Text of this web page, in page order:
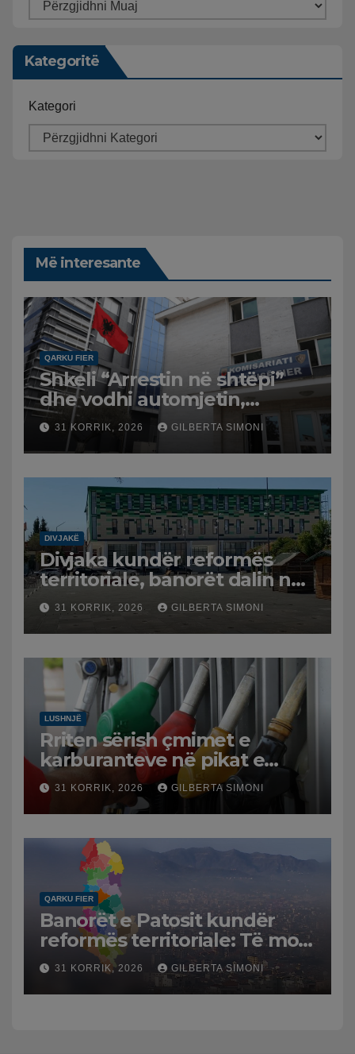
Kategoritë
Kategori
Më interesante
QARKU FIER
Shkeli “Arrestin në shtëpi”
dhe vodhi automjetin,
arrestohet 43-vjeçari
31 KORRIK, 2026 GILBERTA SIMONI
DIVJAKË
Divjaka kundër reformës
territoriale, banorët dalin në
protestë.
31 KORRIK, 2026 GILBERTA SIMONI
LUSHNJË
Rriten sërish çmimet e
karburanteve në pikat e
karburanteve në Lushnjë.
Tensionet në Lindjen e
Mesme shtrenjtojnë naftën
dhe benzinën në vend
31 KORRIK, 2026 GILBERTA SIMONI
QARKU FIER
Banorët e Patosit kundër
reformës territoriale: Të mos
humbasim identitetin e
qytetit
31 KORRIK, 2026 GILBERTA SIMONI